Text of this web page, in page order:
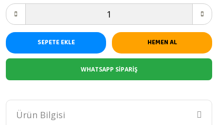
SEPETE EKLE HEMEN AL
WHATSAPP SİPARİŞ
Ürün Bilgisi